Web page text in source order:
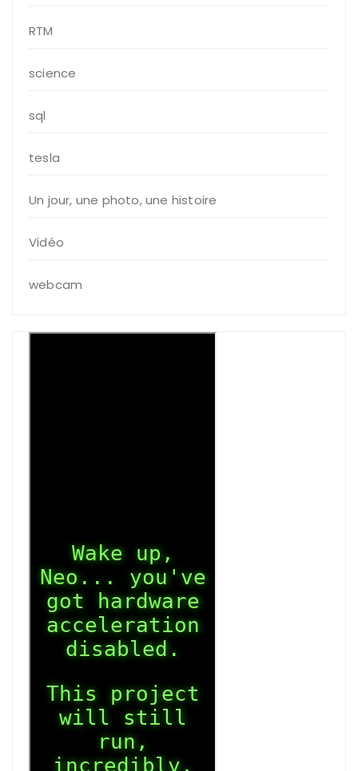
RTM
science
sql
tesla
Un jour, une photo, une histoire
Vidéo
webcam